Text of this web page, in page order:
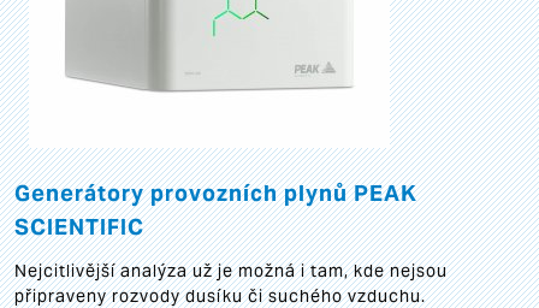
Generátory provozních plynů PEAK
SCIENTIFIC
Nejcitlivější analýza už je možná i tam, kde nejsou
připraveny rozvody dusíku či suchého vzduchu.